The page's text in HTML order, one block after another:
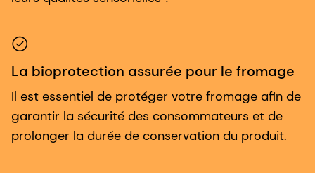
La bioprotection assurée pour le fromage
Il est essentiel de protéger votre fromage afin de
garantir la sécurité des consommateurs et de
prolonger la durée de conservation du produit.